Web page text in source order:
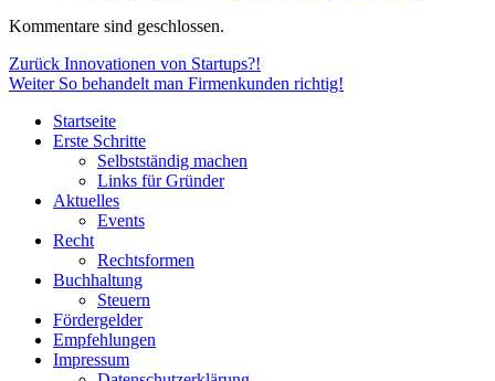
Kommentare sind geschlossen.
Beitragsnavigation
Zurück Vorheriger
Beitrag:
Innovationen von Startups?!
Weiter Nächster
So behandelt man Firmenkunden richtig!
Startseite
Erste Schritte
Selbstständig machen
Links für Gründer
Aktuelles
Events
Recht
Rechtsformen
Buchhaltung
Steuern
Fördergelder
Empfehlungen
Impressum